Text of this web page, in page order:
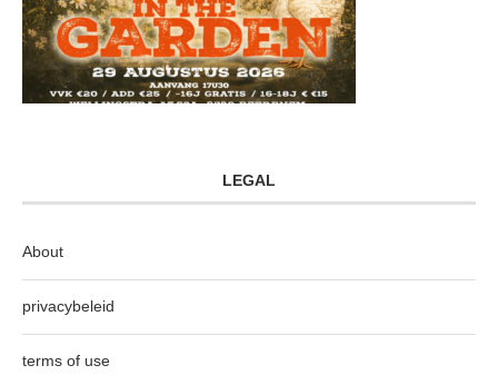
LEGAL
About
privacybeleid
terms of use